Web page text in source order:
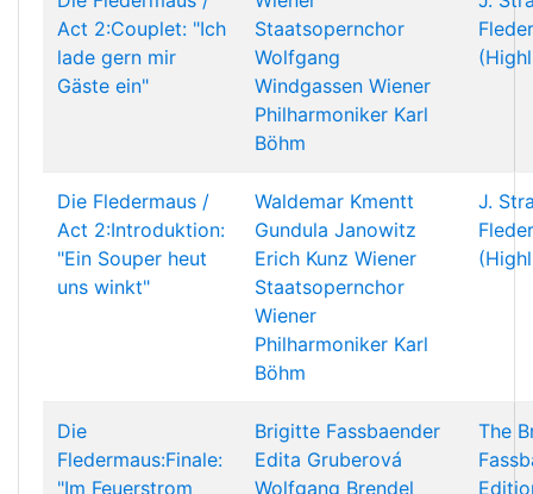
Act 2:Couplet: "Ich
lade gern mir
Gäste ein"
Staatsopernchor
Wolfgang
Windgassen Wiener
Philharmoniker Karl
Böhm
Die Fledermaus /
Act 2:Introduktion:
"Ein Souper heut
uns winkt"
Waldemar Kmentt
Gundula Janowitz
Erich Kunz Wiener
Staatsopernchor
Wiener
Philharmoniker Karl
Böhm
J.
Die
Fledermaus:Finale:
"Im Feuerstrom
Brigitte Fassbaender
Edita Gruberová
Wolfgang Brendel
The